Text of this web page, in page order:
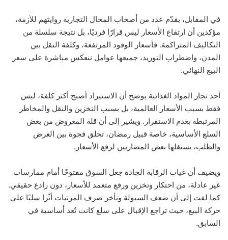
في المقابل، يقدّم عدد من أصحاب المحال التجارية روايتهم للأزمة،
مؤكدين أن ارتفاع الأسعار ليس قرارًا فرديًا، بل نتيجة سلسلة من
التكاليف المتراكمة. فأسعار الوقود المرتفعة، وكلفة النقل بين
المدن، واضطراب التوريد، جميعها عوامل تنعكس مباشرة على سعر
البيع النهائي.
أحد تجار المواد الغذائية يوضح أن الاستيراد أصبح أكثر كلفة، ليس
فقط بسبب الأسعار العالمية، بل بسبب التخزين والنقل والمخاطر
المرتبطة بعدم الاستقرار. ويشير إلى أن قلة المعروض من بعض
السلع الأساسية، خاصة قبيل رمضان، تخلق فجوة بين العرض
والطلب، يستغلها بعض المضاربين لرفع الأسعار.
ويضيف أن غياب الرقابة الجادة جعل السوق مفتوحًا أمام ممارسات
غير عادلة، من احتكار وتخزين ورفع متعمد للأسعار، دون رادع حقيقي.
كما لفت إلى أن ضعف السيولة وتأخر صرف المرتبات أثّرا سلبًا على
حركة البيع، حيث تراجع الإقبال على سلع كانت تُعد أساسية في
السابق.